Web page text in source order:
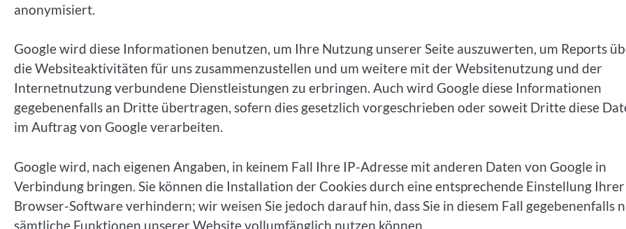
anonymisiert.
Google wird diese Informationen benutzen, um Ihre Nutzung unserer Seite auszuwerten, um Reports
die Websiteaktivitäten für uns zusammenzustellen und um weitere mit der Websitenutzung und der
Internetnutzung verbundene Dienstleistungen zu erbringen. Auch wird Google diese Informationen
gegebenenfalls an Dritte übertragen, sofern dies gesetzlich vorgeschrieben oder soweit Dritte diese
im Auftrag von Google verarbeiten.
Google wird, nach eigenen Angaben, in keinem Fall Ihre IP-Adresse mit anderen Daten von Google in
Verbindung bringen. Sie können die Installation der Cookies durch eine entsprechende Einstellung Ihrer
Browser-Software verhindern; wir weisen Sie jedoch darauf hin, dass Sie in diesem Fall gegebenenfalls
sämtliche Funktionen unserer Website vollumfänglich nutzen können.